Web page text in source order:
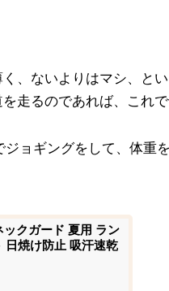
、ないよりはマシ、と
走るのであれば、これで
ョギングをして、体重
クガード 夏用 ラン
日焼け防止 吸汗速乾